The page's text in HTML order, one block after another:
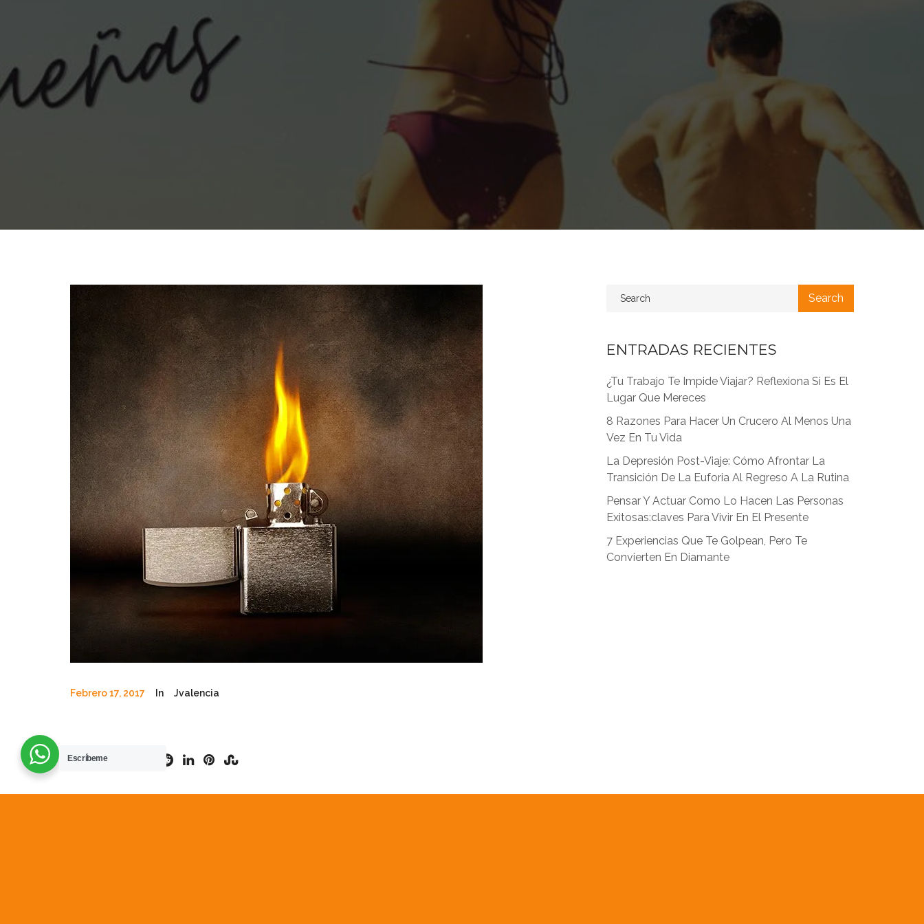
Febrero 17, 2017 In Jvalencia
ENTRADAS RECIENTES
¿Tu Trabajo Te Impide Viajar? Reflexiona Si Es El
Lugar Que Mereces
8 Razones Para Hacer Un Crucero Al Menos Una
Vez En Tu Vida
La Depresión Post-Viaje: Cómo Afrontar La
Transición De La Euforia Al Regreso A La Rutina
Pensar Y Actuar Como Lo Hacen Las Personas
Exitosas:claves Para Vivir En El Presente
7 Experiencias Que Te Golpean, Pero Te
Convierten En Diamante
Escríbeme